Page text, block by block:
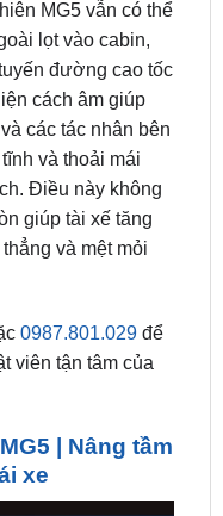
đường cao tốc
cách âm giúp
các tác nhân bên
và thoải mái
Điều này không
giúp tài xế tăng
và mệt mỏi
| Nâng tầm